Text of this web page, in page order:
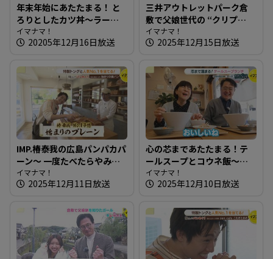
年末年始にあたたまる！ と
ろりとしたカツ丼～ラーメ
ン・中華 哲【たまにはそと
ランチ】
イマナマ！
20205年12月16日放送
三井アウトレットパーク倉
敷で父娘世代の “クリプ
レ”探し【街ネタ知りたガー
ル】
イマナマ！
2025年12月15日放送
IMP.椿泰我の広島パンパカパ
ーン～ 一度たべたらやみつ
きになる！子どもも大好き
な食パン
イマナマ！
2025年12月11日放送
心の芯まであたたまる！テ
ールスープとコウネ飯～き
っぽ【たまにはそとラン
チ】
イマナマ！
2025年12月10日放送